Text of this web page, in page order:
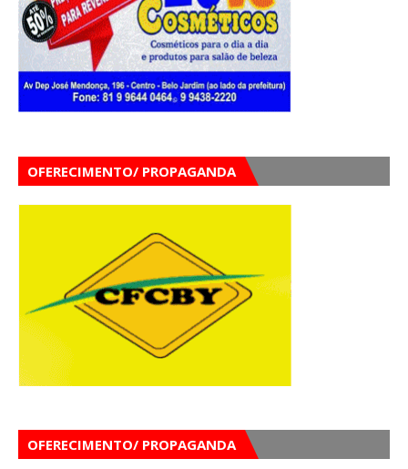
OFERECIMENTO/ PROPAGANDA
OFERECIMENTO/ PROPAGANDA